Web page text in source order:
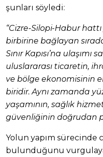
şunları söyledi:
“Cizre-Silopi-Habur hattı
birbirine bağlayan
Sınır Kapısı’na
uluslararası ticaretin,
ve bölge ekonomisinin
biridir. Aynı zamanda
yaşamının, sağlık
güvenliğinin doğrudan
Yolun yapım sürecinde
bulunduğunu